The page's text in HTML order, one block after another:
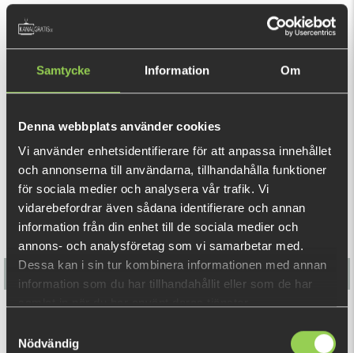
Samtycke Information Om
Denna webbplats använder cookies
Vi använder enhetsidentifierare för att anpassa innehållet
och annonserna till användarna, tillhandahålla funktioner
för sociala medier och analysera vår trafik. Vi
vidarebefordrar även sådana identifierare och annan
information från din enhet till de sociala medier och
annons- och analysföretag som vi samarbetar med.
Dessa kan i sin tur kombinera informationen med annan
information som du har tillhandahållit eller som de har
Nödvändig
Framtaget av rutinerade fiskare, däribland Tobias Ekvall
själv och inspirerat av det metes kit Tobias vann SM i mete
med år 2011, både individuellt och i lag. Metspöt är utrustad
med stonfo-topp, en funktion som gör att du slipper knyta
linan i toppen vilket tillåter dig att snabbt haka på och av
Multimete-kitet.
Tillsammans medflötensom ingår i det storaMultimete-
kitet.Med färdigriggad huvudlina mono 0,22mm till
Multimete. Inkluderar vikter, krok och färdigknuten ögla för
ögla-i-ögla funktion och en maskburk med cirka 50 maskar,
så är du redo att fiska!
VISA MER